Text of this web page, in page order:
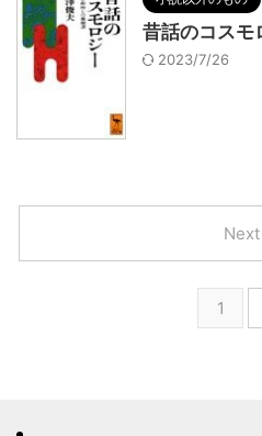
昔話のコスモ
2023/7/26
1
Next